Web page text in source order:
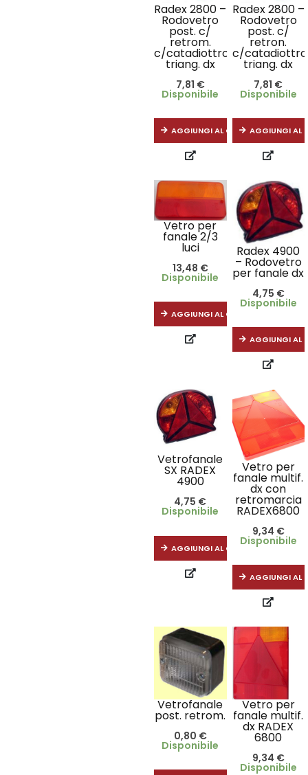
Radex 2800 –
Rodovetro
post. c/
retrom.
c/catadiottro
triang. dx
7,81 €
Disponibile
AGGIUNGI AL CARRELLO
Radex 2800 –
Rodovetro
post. c/
retron.
c/catadiottro
triang. dx
7,81 €
Disponibile
AGGIUNGI AL
Vetro per
fanale 2/3
luci
13,48 €
Disponibile
AGGIUNGI AL CARRELLO
Radex 4900
– Rodovetro
per fanale dx
4,75 €
Disponibile
AGGIUNGI AL
Vetrofanale
SX RADEX
4900
4,75 €
Disponibile
AGGIUNGI AL CARRELLO
Vetro per
fanale multif.
dx con
retromarcia
RADEX6800
9,34 €
Disponibile
AGGIUNGI AL
Vetrofanale
post. retrom.
0,80 €
Disponibile
Vetro per
fanale multif.
dx RADEX
6800
9,34 €
Disponibile